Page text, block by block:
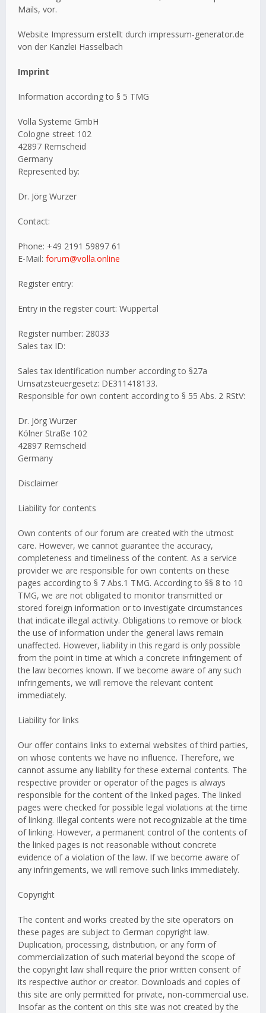
Mails, vor.
Website Impressum erstellt durch impressum-generator.de
von der Kanzlei Hasselbach
Imprint
Information according to § 5 TMG
Volla Systeme GmbH
Cologne street 102
42897 Remscheid
Germany
Represented by:
Dr. Jörg Wurzer
Contact:
Phone: +49 2191 59897 61
E-Mail: forum@volla.online
Register entry:
Entry in the register court: Wuppertal
Register number: 28033
Sales tax ID:
Sales tax identification number according to §27a
Umsatzsteuergesetz: DE311418133.
Responsible for own content according to § 55 Abs. 2 RStV:
Dr. Jörg Wurzer
Kölner Straße 102
42897 Remscheid
Germany
Disclaimer
Liability for contents
Own contents of our forum are created with the utmost
care. However, we cannot guarantee the accuracy,
completeness and timeliness of the content. As a service
provider we are responsible for own contents on these
pages according to § 7 Abs.1 TMG. According to §§ 8 to 10
TMG, we are not obligated to monitor transmitted or
stored foreign information or to investigate circumstances
that indicate illegal activity. Obligations to remove or block
the use of information under the general laws remain
unaffected. However, liability in this regard is only possible
from the point in time at which a concrete infringement of
the law becomes known. If we become aware of any such
infringements, we will remove the relevant content
immediately.
Liability for links
Our offer contains links to external websites of third parties,
on whose contents we have no influence. Therefore, we
cannot assume any liability for these external contents. The
respective provider or operator of the pages is always
responsible for the content of the linked pages. The linked
pages were checked for possible legal violations at the time
of linking. Illegal contents were not recognizable at the time
of linking. However, a permanent control of the contents of
the linked pages is not reasonable without concrete
evidence of a violation of the law. If we become aware of
any infringements, we will remove such links immediately.
Copyright
The content and works created by the site operators on
these pages are subject to German copyright law.
Duplication, processing, distribution, or any form of
commercialization of such material beyond the scope of
the copyright law shall require the prior written consent of
its respective author or creator. Downloads and copies of
this site are only permitted for private, non-commercial use.
Insofar as the content on this site was not created by the